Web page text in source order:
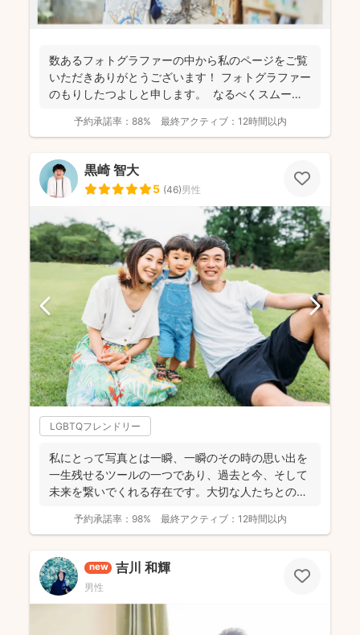
数あるフォトグラファーの中から私のページをご覧
いただきありがとうございます！ フォトグラファー
のもりしたつよしと申します。 なるべくスムーズ
予約承諾率： 88% 最終アクティブ： 12時間以内
黒崎 智大
5 (46)男性
LGBTQフレンドリー
私にとって写真とは一瞬、一瞬のその時の思い出を
一生残せるツールの一つであり、過去と今、そして
未来を繋いでくれる存在です。大切な人たちとの写
予約承諾率： 98% 最終アクティブ： 12時間以内
new 吉川 和輝
男性